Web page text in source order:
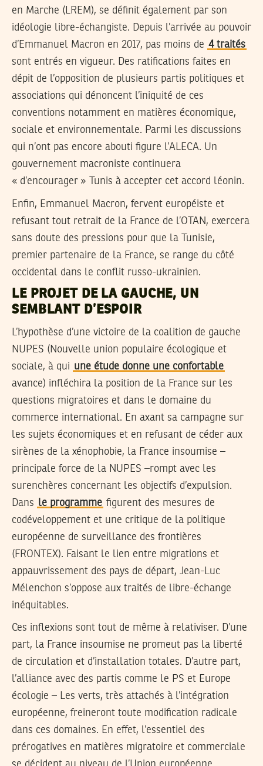
en Marche (LREM), se définit également par son
idéologie libre-échangiste. Depuis l’arrivée au pouvoir
d’Emmanuel Macron en 2017, pas moins de 4 traités
sont entrés en vigueur. Des ratifications faites en
dépit de l’opposition de plusieurs partis politiques et
associations qui dénoncent l’iniquité de ces
conventions notamment en matières économique,
sociale et environnementale. Parmi les discussions
qui n’ont pas encore abouti figure l’ALECA. Un
gouvernement macroniste continuera
« d’encourager » Tunis à accepter cet accord léonin.
Enfin, Emmanuel Macron, fervent européiste et
refusant tout retrait de la France de l’OTAN, exercera
sans doute des pressions pour que la Tunisie,
premier partenaire de la France, se range du côté
occidental dans le conflit russo-ukrainien.
LE PROJET DE LA GAUCHE, UN
SEMBLANT D’ESPOIR
L’hypothèse d’une victoire de la coalition de gauche
NUPES (Nouvelle union populaire écologique et
sociale, à qui une étude donne une confortable
avance) infléchira la position de la France sur les
questions migratoires et dans le domaine du
commerce international. En axant sa campagne sur
les sujets économiques et en refusant de céder aux
sirènes de la xénophobie, la France insoumise –
principale force de la NUPES –rompt avec les
surenchères concernant les objectifs d’expulsion.
Dans le programme figurent des mesures de
codéveloppement et une critique de la politique
européenne de surveillance des frontières
(FRONTEX). Faisant le lien entre migrations et
appauvrissement des pays de départ, Jean-Luc
Mélenchon s’oppose aux traités de libre-échange
inéquitables.
Ces inflexions sont tout de même à relativiser. D’une
part, la France insoumise ne promeut pas la liberté
de circulation et d’installation totales. D’autre part,
l’alliance avec des partis comme le PS et Europe
écologie – Les verts, très attachés à l’intégration
européenne, freineront toute modification radicale
dans ces domaines. En effet, l’essentiel des
prérogatives en matières migratoire et commerciale